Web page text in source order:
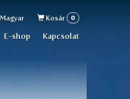
Magyar
Keresés
űrlap
Kosár 0
E-shop Kapcsolat